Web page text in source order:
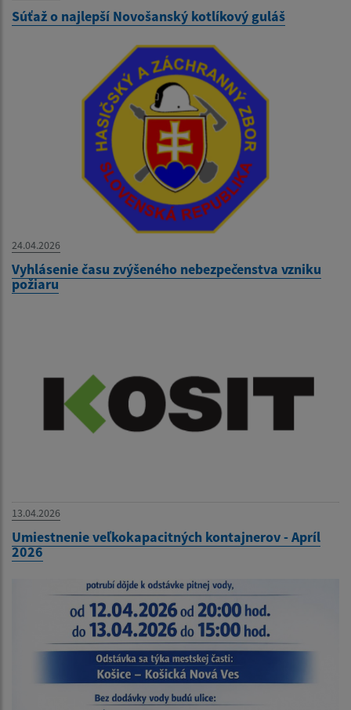
Súťaž o najlepší Novošanský kotlíkový guláš
24.04.2026
Vyhlásenie času zvýšeného nebezpečenstva vzniku
požiaru
13.04.2026
Umiestnenie veľkokapacitných kontajnerov - Apríl
2026